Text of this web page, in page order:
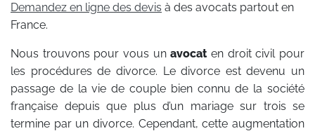
Demandez en ligne des devis à des avocats partout en
France.
Nous trouvons pour vous unavocaten droit civil pour
les procédures de divorce. Le divorce est devenu un
passage de la vie de couple bien connu de la société
française depuis que plus d’un mariage sur trois se
termine par un divorce. Cependant, cette augmentation